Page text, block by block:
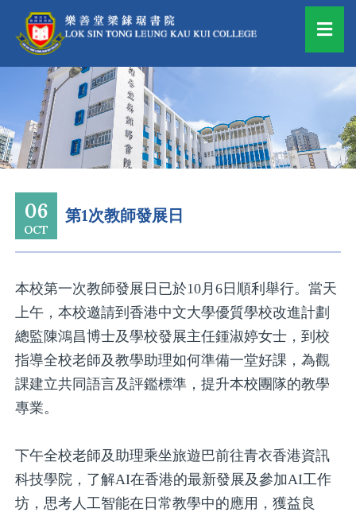
06
OCT
第1次教師發展日
本校第一次教師發展日已於10月6日順利舉行。當天
上午，本校邀請到香港中文大學優質學校改進計劃
總監陳鴻昌博士及學校發展主任鍾淑婷女士，到校
指導全校老師及教學助理如何準備一堂好課，為觀
課建立共同語言及評鑑標準，提升本校團隊的教學
專業。
下午全校老師及助理乘坐旅遊巴前往青衣香港資訊
科技學院，了解AI在香港的最新發展及參加AI工作
坊，思考人工智能在日常教學中的應用，獲益良